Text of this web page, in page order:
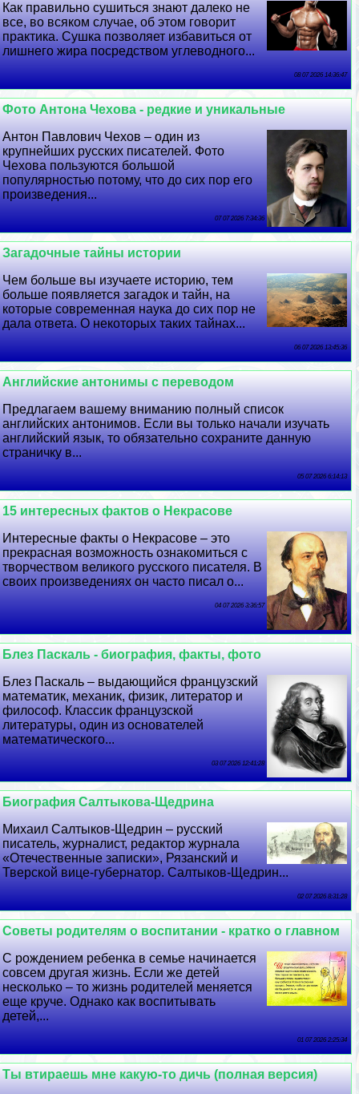
Как правильно сушиться знают далеко не
все, во всяком случае, об этом говорит
пpaктика. Сушка позволяет избавиться от
лишнего жира посредством углеводного...
08 07 2026 14:36:47
Фото Антона Чехова - редкие и уникальные
Антон Павлович Чехов – один из
крупнейших русских писателей. Фото
Чехова пользуются большой
популярностью потому, что до сих пор его
произведения...
07 07 2026 7:34:36
Загадочные тайны истории
Чем больше вы изучаете историю, тем
больше появляется загадок и тайн, на
которые современная наука до сих пор не
дала ответа. О некоторых таких тайнах...
06 07 2026 13:45:36
Английские антонимы с переводом
Предлагаем вашему вниманию полный список
английских антонимов. Если вы только начали изучать
английский язык, то обязательно сохраните данную
страничку в...
05 07 2026 6:14:13
15 интересных фактов о Некрасове
Интересные факты о Некрасове – это
прекрасная возможность ознакомиться с
творчеством великого русского писателя. В
своих произведениях он часто писал о...
04 07 2026 3:36:57
Блез Паскаль - биография, факты, фото
Блез Паскаль – выдающийся французский
математик, механик, физик, литератор и
философ. Классик французской
литературы, один из основателей
математического...
03 07 2026 12:41:28
Биография Салтыкова-Щедрина
Михаил Салтыков-Щедрин – русский
писатель, журналист, редактор журнала
«Отечественные записки», Рязанский и
Тверской вице-губернатор. Салтыков-Щедрин...
02 07 2026 8:31:28
Советы родителям о воспитании - кратко о главном
С рождением ребенка в семье начинается
совсем другая жизнь. Если же детей
несколько – то жизнь родителей меняется
еще круче. Однако как воспитывать
детей,...
01 07 2026 2:25:34
Ты втираешь мне какую-то дичь (полная версия)